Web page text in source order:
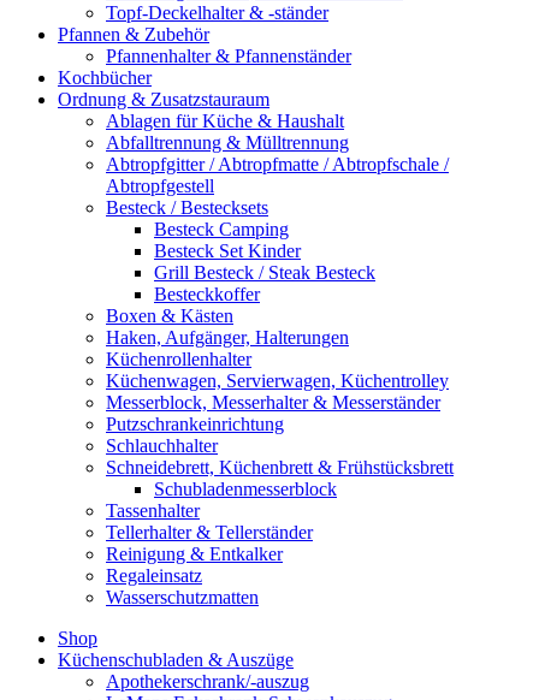
Topf-Deckelhalter & -ständer
Pfannen & Zubehör
Pfannenhalter & Pfannenständer
Kochbücher
Ordnung & Zusatzstauraum
Ablagen für Küche & Haushalt
Abfalltrennung & Mülltrennung
Abtropfgitter / Abtropfmatte / Abtropfschale /
Abtropfgestell
Besteck / Bestecksets
Besteck Camping
Besteck Set Kinder
Grill Besteck / Steak Besteck
Besteckkoffer
Boxen & Kästen
Haken, Aufgänger, Halterungen
Küchenrollenhalter
Küchenwagen, Servierwagen, Küchentrolley
Messerblock, Messerhalter & Messerständer
Putzschrankeinrichtung
Schlauchhalter
Schneidebrett, Küchenbrett & Frühstücksbrett
Schubladenmesserblock
Tassenhalter
Tellerhalter & Tellerständer
Reinigung & Entkalker
Regaleinsatz
Wasserschutzmatten
Shop
Küchenschubladen & Auszüge
Apothekerschrank/-auszug